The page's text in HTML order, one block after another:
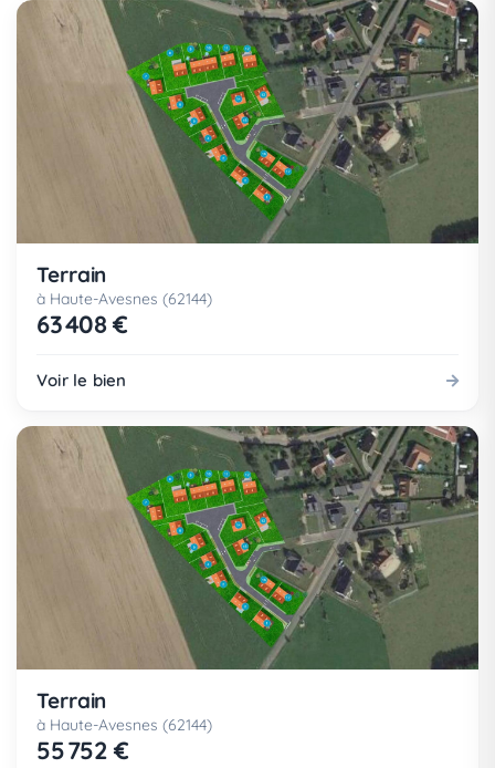
Terrain
à Haute-Avesnes (62144)
63 408 €
Voir le bien
Terrain
à Haute-Avesnes (62144)
55 752 €